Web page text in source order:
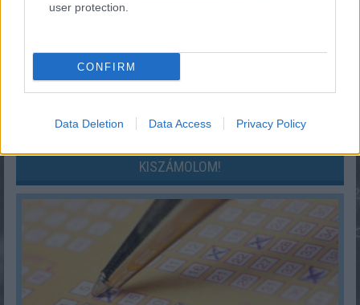
user protection.
CONFIRM
Data Deletion Data Access Privacy Policy
Mekkora állami nyugdíjra számíthatok?
KISZÁMOLOM!